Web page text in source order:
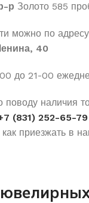
р Золото 585
можно по адресу
40
до 21-00
поводу наличия
(831) 252-65-79
приезжать в